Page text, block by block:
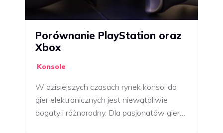
Porównanie PlayStation oraz
Xbox
Konsole
W dzisiejszych czasach rynek konsol do
gier elektronicznych jest niewątpliwie
bogaty i różnorodny. Dla pasjonatów gier…